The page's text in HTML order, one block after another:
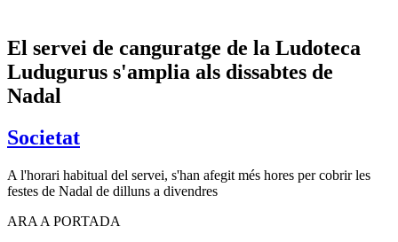
El servei de canguratge de la Ludoteca
Ludugurus s'amplia als dissabtes de
Nadal
Societat
A l'horari habitual del servei, s'han afegit més hores per cobrir les
festes de Nadal de dilluns a divendres
ARA A PORTADA